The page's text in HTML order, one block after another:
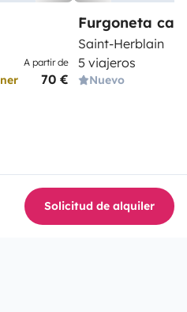
A partir de
70 €
Furgoneta
Saint-Herblain
5 viajeros
Nuevo
Solicitud de alquiler